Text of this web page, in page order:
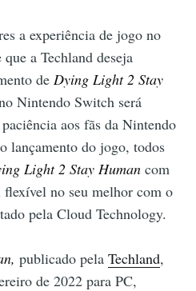
a experiência de jogo no
a Techland deseja
de Dying Light 2 Stay
Nintendo Switch será
aos fãs da Nintendo
lançamento do jogo, todos
Light 2 Stay Human com
no seu melhor com o
pela Cloud Technology.
publicado pelaTechland,
de 2022 para PC,